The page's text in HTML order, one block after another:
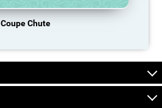
Coupe Chute